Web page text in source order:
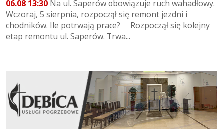
06.08 13:30 Na ul. Saperów obowiązuje ruch wahadłowy.
Wczoraj, 5 sierpnia, rozpoczął się remont jezdni i
chodników. Ile potrwają prace? Rozpoczął się kolejny
etap remontu ul. Saperów. Trwa...